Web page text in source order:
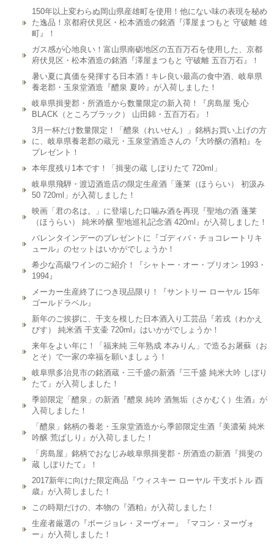
150年以上変わらぬ岡山県産雄町を使用！他にない味の表現を秘め
た逸品！京都府伏見区・松本酒造の銘酒『澤屋まつもと 守破離 雄
町』！
ガス感が心地良い！富山県南砺地区の五百万石を使用した、京都
府伏見区・松本酒造の銘酒『澤屋まつもと 守破離 五百万石』！
暑い夏に真価を発揮する日本酒！キレ良い最高の食中酒、岐阜県
養老郡・玉泉堂酒造『醴泉 夏吟』が入荷しました！
岐阜県揖斐郡・所酒造から数量限定の新入荷！『房島屋 兎心
BLACK（ところブラック） 山田錦・五百万石』！
3月一杯だけ数量限定！「醴泉（れいせん）」銘柄お買い上げの方
に、岐阜県養老郡の蔵元・玉泉堂酒造さんの『大吟醸の酒粕』を
プレゼント！
本年度残り1本です！「揖斐の蔵 しぼりたて 720ml」
岐阜県飛騨・渡辺酒造店の限定生産酒「蓬莱（ほうらい） 初汲み
50 720ml」が入荷しました！
映画「君の名は。」に登場した口噛み酒を再現『聖地の酒 蓬莱
（ほうらい） 純米吟醸 聖地巡礼記念酒 420ml』が入荷しました！
バレンタインデーのプレゼントに『ゴディバ・チョコレートリキ
ュール』のセットはいかがでしょうか！
希少な高級ワインのご紹介！『シャトー・オー・ブリオン 1993・
1994』
メーカー生産終了につき現品限り！『サントリー ローヤル 15年
ゴールドラベル』
新年のご挨拶に、干支を模した日本酒入り工芸品『若戎（わかえ
びす） 純米酒 干支壷 720ml』はいかがでしょうか！
来年をよい年に！「福来純 三年熟成 本みりん」で造るお屠蘇（お
とそ）で一家の幸福を願いましょう！
岐阜県多治見市の銘酒蔵・三千盛の新酒『三千盛 純米大吟 しぼり
たて』が入荷しました！
季節限定「醴泉」の新酒『醴泉 純吟 酒無垢（さかむく）生酒』が
入荷しました！
「醴泉」銘柄の養老・玉泉堂酒造から季節限定生酒『美濃菊 純米
吟醸 荒ばしり』が入荷しました！
「房島屋」銘柄でおなじみ岐阜県揖斐郡・所酒造の新酒『揖斐の
蔵 しぼりたて』！
2017新年に向けた限定商品『ウィスキー ローヤル 干支ボトル 酉
歳』が入荷しました！
この時期だけの、本物の『酒粕』が入荷しました！
生産者厳選の『ボージョレ・ヌーヴォー』『マコン・ヌーヴォ
ー』が入荷しました！